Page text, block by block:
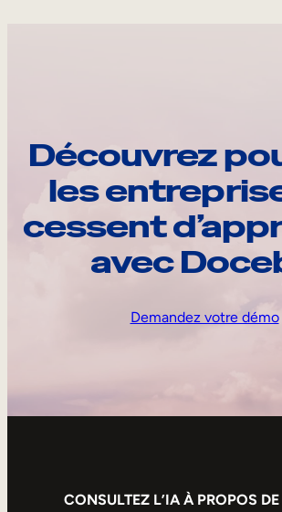
Découvrez
les
cessent
avec
Demandez votre démo
CONSULTEZ L’IA À PROPOS